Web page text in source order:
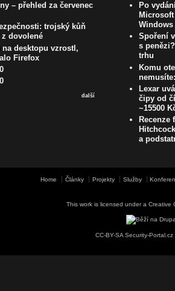
– přehled za červenec
trojský kůň
dovolené
desktopu vzrostl,
Firefox
další
Po
Windows
Spoření
s
trhu
Komu
Lexar
čipy od
~15500
a
Home Články Projekty Služby
This work is licensed under a Creative
CC-BY-SA Security-